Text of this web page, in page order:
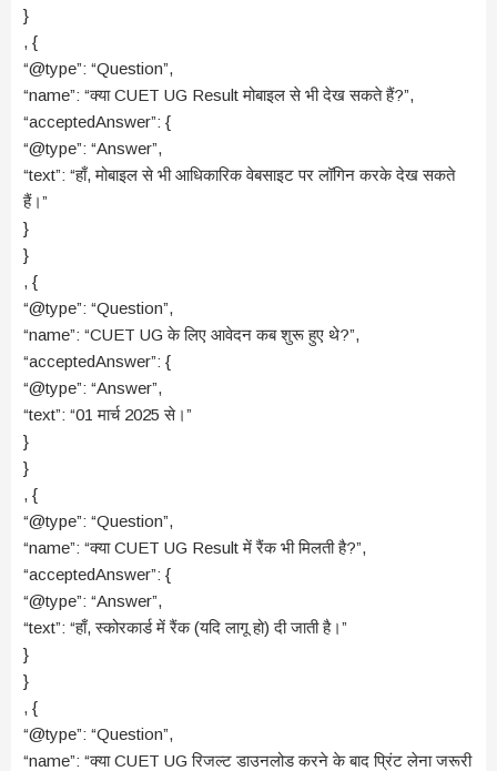
}
, {
“@type”: “Question”,
“name”: “क्या CUET UG Result मोबाइल से भी देख सकते हैं?”,
“acceptedAnswer”: {
“@type”: “Answer”,
“text”: “हाँ, मोबाइल से भी आधिकारिक वेबसाइट पर लॉगिन करके देख सकते
हैं।”
}
}
, {
“@type”: “Question”,
“name”: “CUET UG के लिए आवेदन कब शुरू हुए थे?”,
“acceptedAnswer”: {
“@type”: “Answer”,
“text”: “01 मार्च 2025 से।”
}
}
, {
“@type”: “Question”,
“name”: “क्या CUET UG Result में रैंक भी मिलती है?”,
“acceptedAnswer”: {
“@type”: “Answer”,
“text”: “हाँ, स्कोरकार्ड में रैंक (यदि लागू हो) दी जाती है।”
}
}
, {
“@type”: “Question”,
“name”: “क्या CUET UG रिजल्ट डाउनलोड करने के बाद प्रिंट लेना जरूरी